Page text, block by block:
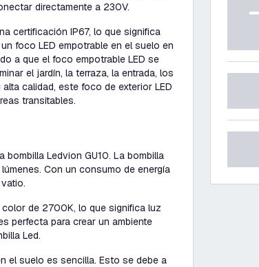
directamente a 230V.
certificación IP67, lo que significa
foco LED empotrable en el suelo en
a que el foco empotrable LED se
el jardín, la terraza, la entrada, los
calidad, este foco de exterior LED
transitables.
Ledvion GU10. La bombilla
Con un consumo de energía
color de 2700K, lo que significa luz
perfecta para crear un ambiente
Led.
el suelo es sencilla. Esto se debe a